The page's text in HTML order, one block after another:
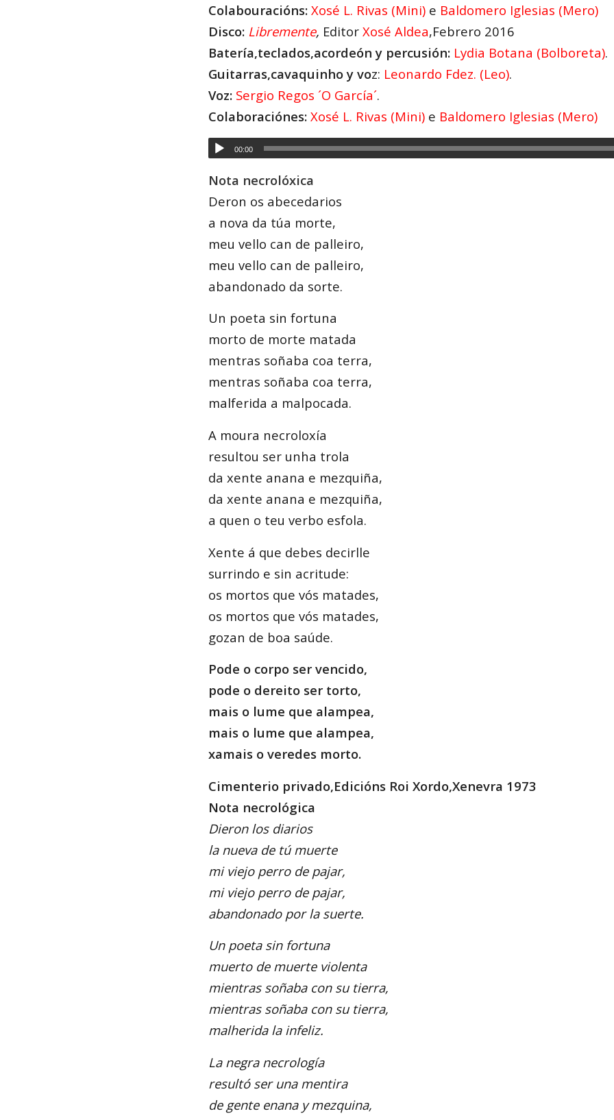
Colabouracións: Xosé L. Rivas (Mini)e Baldomero Iglesias (Mero)
Disco: Libremente, Editor Xosé Aldea,Febrero 2016
Batería,teclados,acordeón y percusión: Lydia Botana (Bolboreta).
Guitarras,cavaquinho y voz: Leonardo Fdez. (Leo).
Voz: Sergio Regos ´O García´.
Colaboraciónes: Xosé L. Rivas (Mini)e Baldomero Iglesias (Mero)
00:00
Nota necrolóxica
Deron os abecedarios
a nova da túa morte,
meu vello can de palleiro,
meu vello can de palleiro,
abandonado da sorte.
Un poeta sin fortuna
morto de morte matada
mentras soñaba coa terra,
mentras soñaba coa terra,
malferida a malpocada.
A moura necroloxía
resultou ser unha trola
da xente anana e mezquiña,
da xente anana e mezquiña,
a quen o teu verbo esfola.
Xente á que debes decirlle
surrindo e sin acritude:
os mortos que vós matades,
os mortos que vós matades,
gozan de boa saúde.
Pode o corpo ser vencido,
pode o dereito ser torto,
mais o lume que alampea,
mais o lume que alampea,
xamais o veredes morto.
Cimenterio privado,Edicións Roi Xordo,Xenevra 1973
Nota necrológica
Dieron los diarios
la nueva de tú muerte
mi viejo perro de pajar,
mi viejo perro de pajar,
abandonado por la suerte.
Un poeta sin fortuna
muerto de muerte violenta
mientras soñaba con su tierra,
mientras soñaba con su tierra,
malherida la infeliz.
La negra necrología
resultó ser una mentira
de gente enana y mezquina,